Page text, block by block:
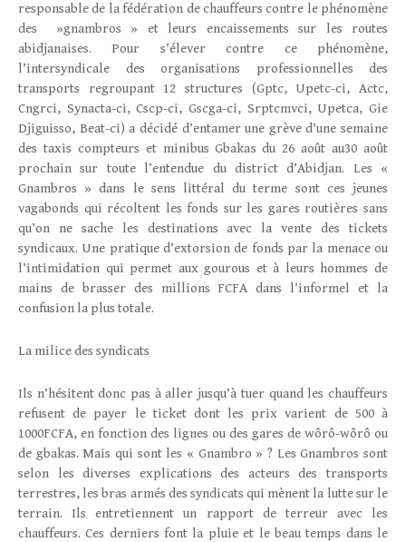
responsable de la fédération de chauffeurs contre le phénomène
des »gnambros » et leurs encaissements sur les routes
abidjanaises. Pour s’élever contre ce phénomène,
l’intersyndicale des organisations professionnelles des
transports regroupant 12 structures (Gptc, Upetc-ci, Actc,
Cngrci, Synacta-ci, Cscp-ci, Gscga-ci, Srptcmvci, Upetca, Gie
Djiguisso, Beat-ci) a décidé d’entamer une grève d’une semaine
des taxis compteurs et minibus Gbakas du 26 août au30 août
prochain sur toute l’entendue du district d’Abidjan. Les «
Gnambros » dans le sens littéral du terme sont ces jeunes
vagabonds qui récoltent les fonds sur les gares routières sans
qu’on ne sache les destinations avec la vente des tickets
syndicaux. Une pratique d’extorsion de fonds par la menace ou
l’intimidation qui permet aux gourous et à leurs hommes de
mains de brasser des millions FCFA dans l’informel et la
confusion la plus totale.
La milice des syndicats
Ils n’hésitent donc pas à aller jusqu’à tuer quand les chauffeurs
refusent de payer le ticket dont les prix varient de 500 à
1000FCFA, en fonction des lignes ou des gares de wôrô-wôrô ou
de gbakas. Mais qui sont les « Gnambro » ? Les Gnambros sont
selon les diverses explications des acteurs des transports
terrestres, les bras armés des syndicats qui mènent la lutte sur le
terrain. Ils entretiennent un rapport de terreur avec les
chauffeurs. Ces derniers font la pluie et le beau temps dans le